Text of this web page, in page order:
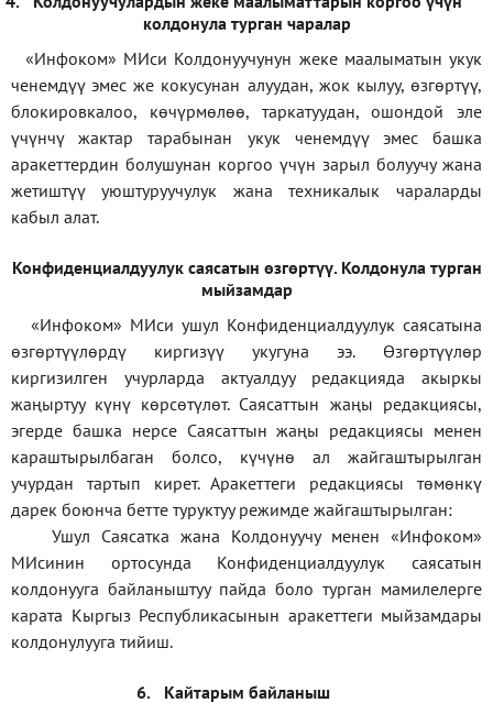
колдонула турган чаралар
«Инфоком» МИси Колдонуучунун жеке маалыматын укук
ченемдүү эмес же кокусунан алуудан, жок кылуу, өзгөртүү,
блокировкалоо, көчүрмөлөө, таркатуудан, ошондой эле
үчүнчү жактар тарабынан укук ченемдүү эмес башка
аракеттердин болушунан коргоо үчүн зарыл болуучу жана
жетиштүү уюштуруучулук жана техникалык чараларды
кабыл алат.
Конфиденциалдуулук саясатын өзгөртүү. Колдонула турган
мыйзамдар
«Инфоком» МИси ушул Конфиденциалдуулук саясатына
өзгөртүүлөрдү киргизүү укугуна ээ. Өзгөртүүлөр
киргизилген учурларда актуалдуу редакцияда акыркы
жаңыртуу күнү көрсөтүлөт. Саясаттын жаңы редакциясы,
эгерде башка нерсе Саясаттын жаңы редакциясы менен
караштырылбаган болсо, күчүнө ал жайгаштырылган
учурдан тартып кирет. Аракеттеги редакциясы төмөнкү
дарек боюнча бетте туруктуу режимде жайгаштырылган:
Ушул Саясатка жана Колдонуучу менен «Инфоком»
МИсинин ортосунда Конфиденциалдуулук саясатын
колдонууга байланыштуу пайда боло турган мамилелерге
карата Кыргыз Республикасынын аракеттеги мыйзамдары
колдонулууга тийиш.
6. Кайтарым байланыш